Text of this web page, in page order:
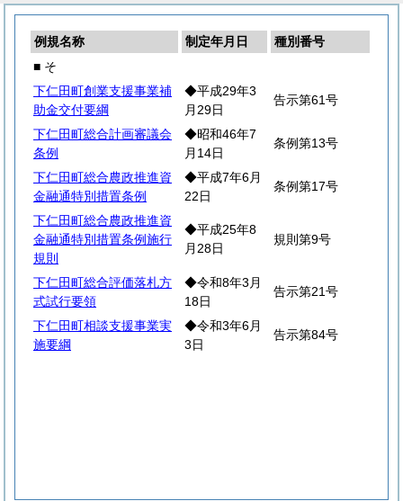
例規名称 制定年月日
種別番号
■ そ
下仁田町創業支援事業補
助金交付要綱
◆平成29年3
月29日
告示第61号
下仁田町総合計画審議会
条例
◆昭和46年7
月14日
条例第13号
下仁田町総合農政推進資
金融通特別措置条例
◆平成7年6月
22日
条例第17号
下仁田町総合農政推進資
金融通特別措置条例施行
規則
◆平成25年8
月28日
規則第9号
下仁田町総合評価落札方
式試行要領
◆令和8年3月
18日
告示第21号
下仁田町相談支援事業実
施要綱
◆令和3年6月
3日
告示第84号